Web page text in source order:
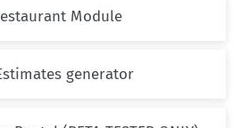
Module
generator